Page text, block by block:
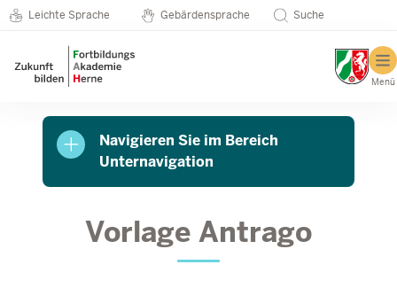
Direkt zum Inhalt Seminarkatalog
Metanavigation
Leichte Sprache Gebärdensprache Suche
Menü
Navigieren Sie im Bereich
Unternavigation
Vorlage Antrago